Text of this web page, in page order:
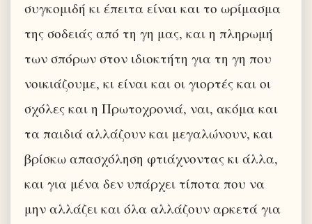
συγκομιδή κι έπειτα είναι και το ωρίμασμα
της σοδειάς από τη γη μας, και η πληρωμή
των σπόρων στον ιδιοκτήτη για τη γη που
νοικιάζουμε, κι είναι και οι γιορτές και οι
σχόλες και η Πρωτοχρονιά, ναι, ακόμα και
τα παιδιά αλλάζουν και μεγαλώνουν, και
βρίσκω απασχόληση φτιάχνοντας κι άλλα,
και για μένα δεν υπάρχει τίποτα που να
μην αλλάζει και όλα αλλάζουν αρκετά για